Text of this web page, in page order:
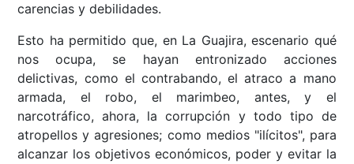
carencias y debilidades.
Esto ha permitido que, en La Guajira, escenario qué
nos ocupa, se hayan entronizado acciones
delictivas, como el contrabando, el atraco a mano
armada, el robo, el marimbeo, antes, y el
narcotráfico, ahora, la corrupción y todo tipo de
atropellos y agresiones; como medios "ilícitos", para
alcanzar los objetivos económicos, poder y evitar la